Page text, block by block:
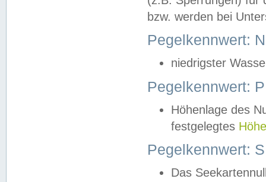
bzw. werden bei
Pegelkennwert:
niedrigster
Pegelkennwert:
Höhenlage des
festgelegtes
Pegelkennwert:
Das